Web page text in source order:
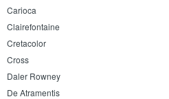
Carioca
Clairefontaine
Cretacolor
Cross
Daler Rowney
De Atramentis